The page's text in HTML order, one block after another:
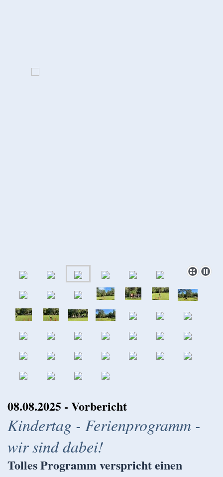
08.08.2025 - Vorbericht
Kindertag - Ferienprogramm -
wir sind dabei!
Tolles Programm verspricht einen